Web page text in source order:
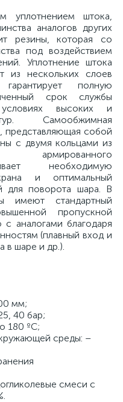
уплотнением штока,
аналогов других
резины, которая со
под воздействием
Уплотнение штока
из нескольких слоев
полную
срок службы
высоких и
Самообжимная
представляющая собой
с двумя кольцами из
необходимую
и оптимальный
для поворота шара. В
имеют стандартный
пропускной
аналогами благодаря
(плавный вход и
в шаре и др.).
мм;
40 бар;
180 ºC;
среды: –
смеси с